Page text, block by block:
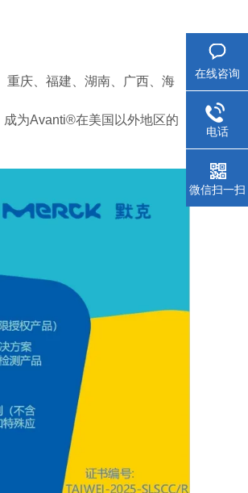
重庆、福建、湖南、广西、海
成为Avanti®在美国以外地区的
在线咨询
电话
微信扫一扫